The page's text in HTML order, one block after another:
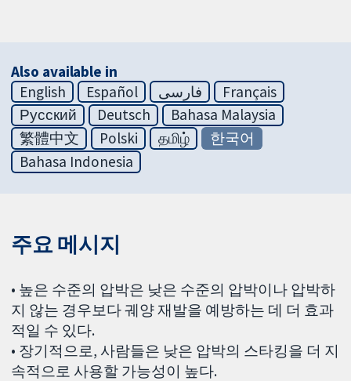
Also available in
English
Español فارسی
Français
Русский
Deutsch
Bahasa Malaysia
繁體中文
Polski தமிழ்
한국어
Bahasa Indonesia
주요 메시지
• 높은 수준의 압박은 낮은 수준의 압박이나 압박하
지 않는 경우보다 궤양 재발을 예방하는 데 더 효과
적일 수 있다.
• 장기적으로, 사람들은 낮은 압박의 스타킹을 더 지
속적으로 사용할 가능성이 높다.